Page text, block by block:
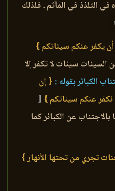
في التلذذ في المآثم . فلذلك
يكفر عنكم سيئاتكم }
السيئات سيئات لا تكفر إلا
الكبائر بقوله : { إن
نكفر عنكم سيئاتكم } [
بالاجتناب عن الكبائر كما
تجري من تحتها الأنهار }